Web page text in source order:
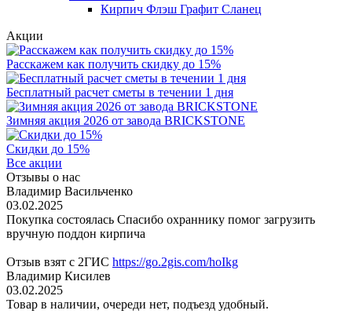
Кирпич Флэш Графит Сланец
Акции
Расскажем как получить скидку до 15%
Бесплатный расчет сметы в течении 1 дня
Зимняя акция 2026 от завода BRICKSTONE
Скидки до 15%
Все акции
Отзывы о нас
Владимир Васильченко
03.02.2025
Покупка состоялась Спасибо охраннику помог загрузить
вручную поддон кирпича
Отзыв взят с 2ГИС https://go.2gis.com/hoIkg
Владимир Кисилев
03.02.2025
Товар в наличии, очереди нет, подъезд удобный.